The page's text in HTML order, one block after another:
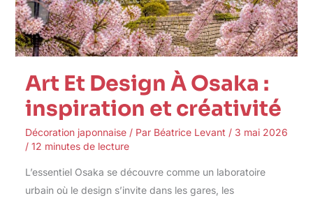
Art Et Design À Osaka :
inspiration et créativité
Décoration japonnaise/ Par Béatrice Levant / 3 mai 2026
/ 12 minutes de lecture
L’essentiel Osaka se découvre comme un laboratoire
urbain où le design s’invite dans les gares, les